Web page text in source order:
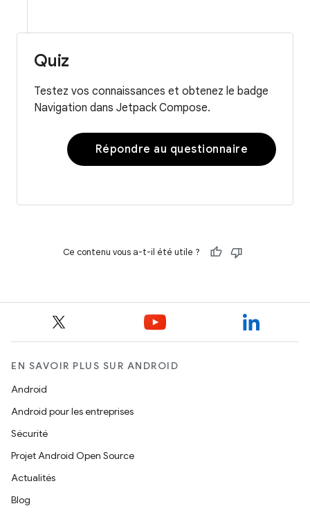
Quiz
Testez vos connaissances et obtenez le badge
Navigation dans Jetpack Compose.
Répondre au questionnaire
Ce contenu vous a-t-il été utile ?
EN SAVOIR PLUS SUR ANDROID
Android
Android pour les entreprises
Sécurité
Projet Android Open Source
Actualités
Blog